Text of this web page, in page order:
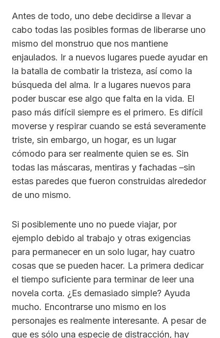
Antes de todo, uno debe decidirse a llevar a
cabo todas las posibles formas de liberarse uno
mismo del monstruo que nos mantiene
enjaulados. Ir a nuevos lugares puede ayudar en
la batalla de combatir la tristeza, así como la
búsqueda del alma. Ir a lugares nuevos para
poder buscar ese algo que falta en la vida. El
paso más difícil siempre es el primero. Es difícil
moverse y respirar cuando se está severamente
triste, sin embargo, un hogar, es un lugar
cómodo para ser realmente quien se es. Sin
todas las máscaras, mentiras y fachadas –sin
estas paredes que fueron construidas alrededor
de uno mismo.
Si posiblemente uno no puede viajar, por
ejemplo debido al trabajo y otras exigencias
para permanecer en un solo lugar, hay cuatro
cosas que se pueden hacer. La primera dedicar
el tiempo suficiente para terminar de leer una
novela corta. ¿Es demasiado simple? Ayuda
mucho. Encontrarse uno mismo en los
personajes es realmente interesante. A pesar de
que es sólo una especie de distracción, hay